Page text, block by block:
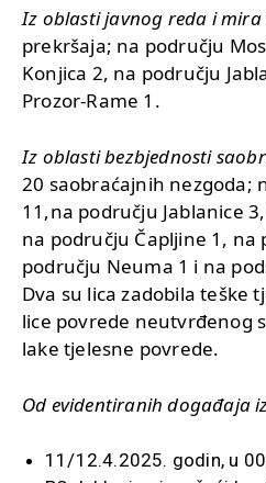
Iz oblasti javnog reda i mira
prekršaja; na području
Konjica 2, na području
Prozor-Rame 1.
Iz oblasti bezbjednosti
20 saobraćajnih nezgoda;
11,na području Jablanice
na području Čapljine 1, na
području Neuma 1 i na
Dva su lica zadobila teške
lice povrede neutvrđenog
lake tjelesne povrede.
Od evidentiranih događaja
11/12.4.2025. godin, u